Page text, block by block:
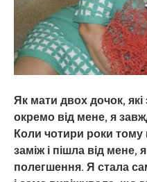
Як мати двох дочок,
окремо від мене, я
Коли чотири роки
заміж і пішла від мене,
полегшення. Я стала